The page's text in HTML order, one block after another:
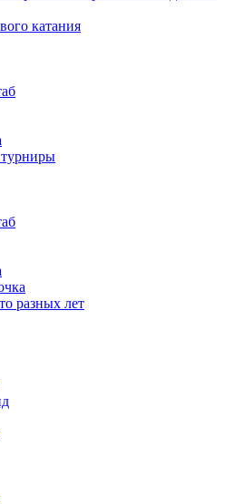
катания
разных лет